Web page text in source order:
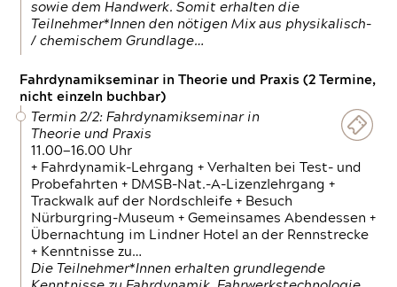
sowie dem Handwerk. Somit erhalten die
Teilnehmer*Innen den nötigen Mix aus physikalisch-
/ chemischem Grundlage…
Fahrdynamikseminar in Theorie und Praxis (2 Termine,
nicht einzeln buchbar)
Termin 2/2: Fahrdynamikseminar in
Theorie und Praxis
11.00—16.00 Uhr
+ Fahrdynamik-Lehrgang + Verhalten bei Test- und
Probefahrten + DMSB-Nat.-A-Lizenzlehrgang +
Trackwalk auf der Nordschleife + Besuch
Nürburgring-Museum + Gemeinsames Abendessen +
Übernachtung im Lindner Hotel an der Rennstrecke
+ Kenntnisse zu…
Die Teilnehmer*Innen erhalten grundlegende